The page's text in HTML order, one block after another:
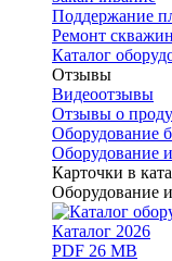
Поддержание
Ремонт
Каталог
Отзывы
Видеоотзывы
Отзывы о
Оборудование
Оборудование
Карточки в
Оборудование
Каталог 2026
PDF 26 MB